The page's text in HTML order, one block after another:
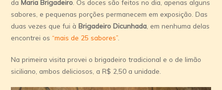
daMaria Brigadeiro . Os doces são feitos no dia, apenas alguns
sabores, e pequenas porções permanecem em exposição. Das
duas vezes que fui àBrigadeiro Dicunhada , em nenhuma delas
encontrei os“mais de 25 sabores”
Na primeira visita provei o brigadeiro tradicional e o de limão
siciliano, ambos deliciosos, a R$ 2,50 a unidade.